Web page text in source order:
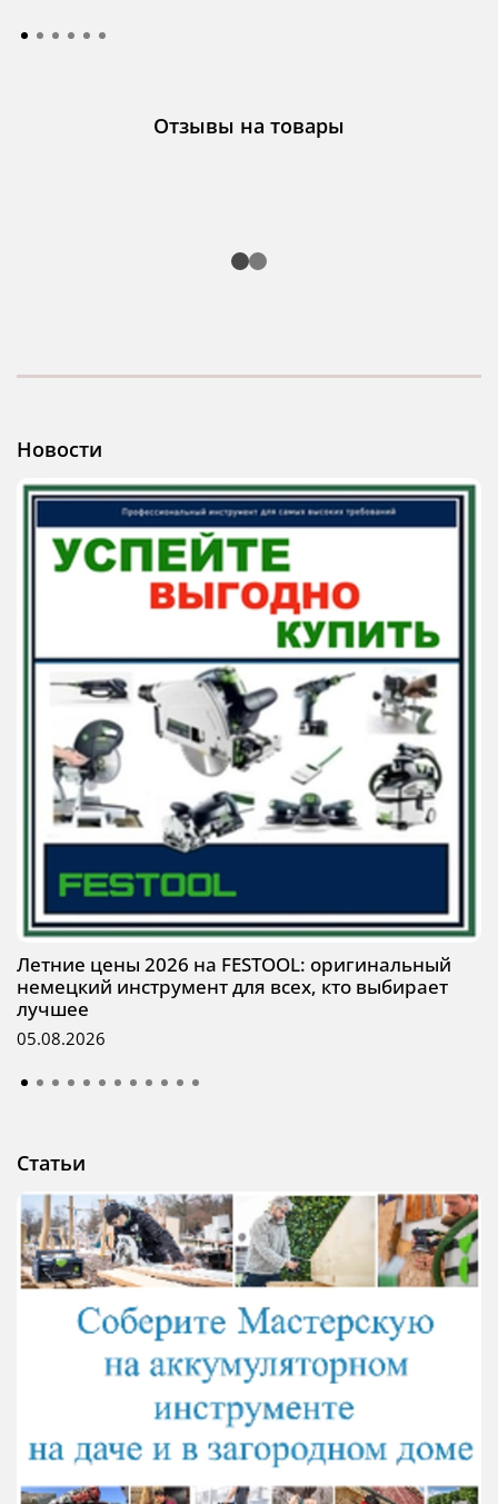
Отзывы на товары
Новости
Летние цены 2026 на FESTOOL: оригинальный
немецкий инструмент для всех, кто выбирает
лучшее
05.08.2026
Статьи